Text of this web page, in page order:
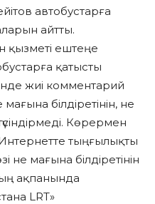
автобустарға
айтты.
ештеңе
қатысты
жиі комментарий
білдіретінін, не
Көрермен
Интернетте тыңғылықты
не мағына білдіретінін
ақпанында
LRT»